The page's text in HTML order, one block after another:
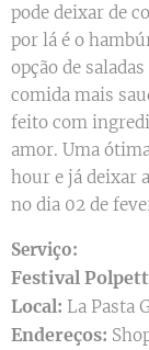
pode deixar de
por lá é o
opção de
comida mais
feito com
amor. Uma
hour e já deixar
no dia 02 de
Serviço:
Festival
Local: La Pasta
Endereços: